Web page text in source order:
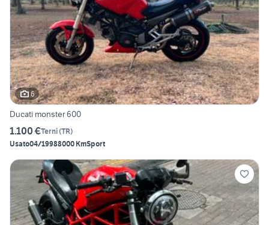
6
Ducati monster 600
1.100 €Terni(TR)
Usato04/19988000 KmSport